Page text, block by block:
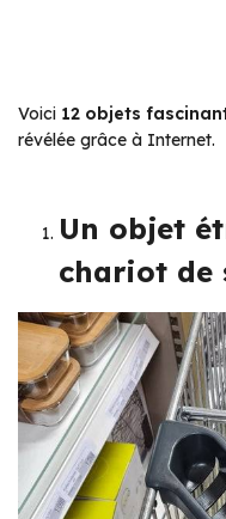
Voici 12 objets
révélée grâce à Internet.
Un objet
chariot de